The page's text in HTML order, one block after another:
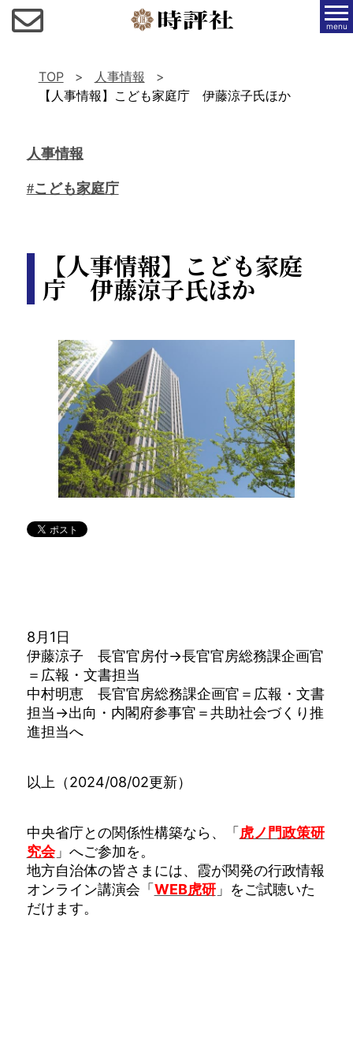
menu
TOP
人事情報
【人事情報】こども家庭庁 伊藤涼子氏ほか
人事情報
#こども家庭庁
【人事情報】こども家庭
庁 伊藤涼子氏ほか
8月1日
伊藤涼子 長官官房付→長官官房総務課企画官
＝広報・文書担当
中村明恵 長官官房総務課企画官＝広報・文書
担当→出向・内閣府参事官＝共助社会づくり推
進担当へ
以上（2024/08/02更新）
中央省庁との関係性構築なら、「 虎ノ門政策研
究会」へご参加を。
地方自治体の皆さまには、霞が関発の行政情報
オンライン講演会「 WEB虎研」をご試聴いた
だけます。